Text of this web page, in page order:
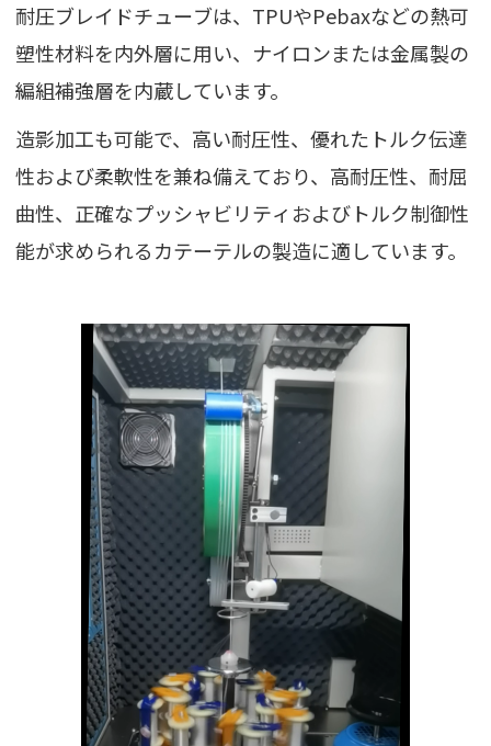
耐圧ブレイドチューブは、TPUやPebaxなどの熱可
塑性材料を内外層に用い、ナイロンまたは金属製の
編組補強層を内蔵しています。
造影加工も可能で、高い耐圧性、優れたトルク伝達
性および柔軟性を兼ね備えており、高耐圧性、耐屈
曲性、正確なプッシャビリティおよびトルク制御性
能が求められるカテーテルの製造に適しています。